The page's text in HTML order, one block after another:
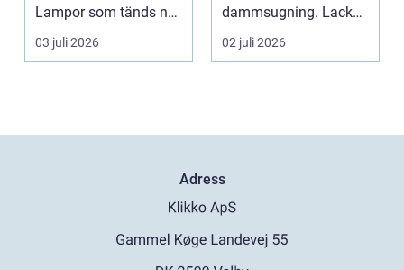
Lampor som tänds när
de ska, trygg strö...
03 juli 2026
dammsugning. Lacken
slits av vägsalt, grus...
02 juli 2026
Adress